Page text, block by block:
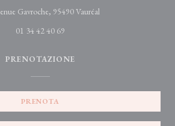
Gavroche, 95490 Vauréal
01 34 42 40 69
PRENOTAZIONE
PRENOTA